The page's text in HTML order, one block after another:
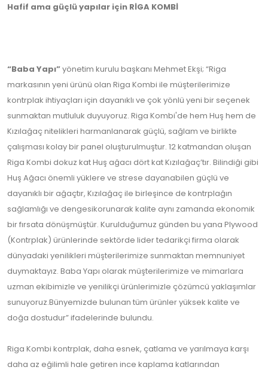
Hafif ama güçlü yapılar için RİGA KOMBİ
“Baba Yapı”yönetim kurulu başkanı Mehmet Ekşi; “Riga
markasının yeni ürünü olan Riga Kombi ile müşterilerimize
kontrplak ihtiyaçları için dayanıklı ve çok yönlü yeni bir seçenek
sunmaktan mutluluk duyuyoruz. Riga Kombi'de hem Huş hem de
Kızılağaç nitelikleri harmanlanarak güçlü, sağlam ve birlikte
çalışması kolay bir panel oluşturulmuştur. 12 katmandan oluşan
Riga Kombi dokuz kat Huş ağacı dört kat Kızılağaç’tır. Bilindiği gibi
Huş Ağacı önemli yüklere ve strese dayanabilen güçlü ve
dayanıklı bir ağaçtır, Kızılağaç ile birleşince de kontrplağın
sağlamlığı ve dengesikorunarak kalite aynı zamanda ekonomik
bir fırsata dönüşmüştür. Kurulduğumuz günden bu yana Plywood
(Kontrplak) ürünlerinde sektörde lider tedarikçi firma olarak
dünyadaki yenilikleri müşterilerimize sunmaktan memnuniyet
duymaktayız. Baba Yapı olarak müşterilerimize ve mimarlara
uzman ekibimizle ve yenilikçi ürünlerimizle çözümcü yaklaşımlar
sunuyoruz.Bünyemizde bulunan tüm ürünler yüksek kalite ve
doğa dostudur” ifadelerinde bulundu.
Riga Kombi kontrplak, daha esnek, çatlama ve yarılmaya karşı
daha az eğilimli hale getiren ince kaplama katlarından